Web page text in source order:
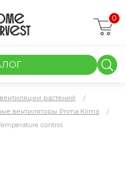
0
растений
вентиляторы Prima Klima
control